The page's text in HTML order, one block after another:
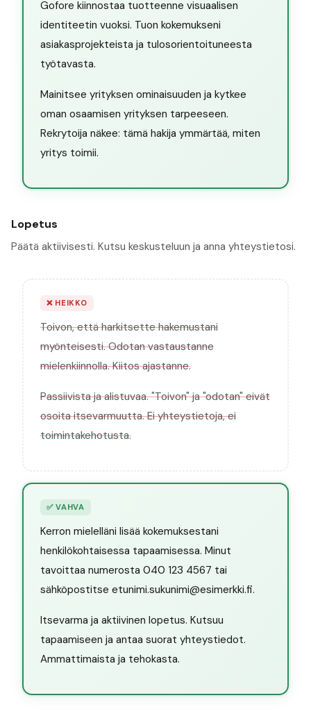
Gofore kiinnostaa tuotteenne visuaalisen
identiteetin vuoksi. Tuon kokemukseni
asiakasprojekteista ja tulosorientoituneesta
työtavasta.
Mainitsee yrityksen ominaisuuden ja kytkee
oman osaamisen yrityksen tarpeeseen.
Rekrytoija näkee: tämä hakija ymmärtää, miten
yritys toimii.
Lopetus
Päätä aktiivisesti. Kutsu keskusteluun ja anna yhteystietosi.
❌HEIKKO
Toivon, että harkitsette hakemustani
myönteisesti. Odotan vastaustanne
mielenkiinnolla. Kiitos ajastanne.
Passiivista ja alistuvaa. "Toivon" ja "odotan" eivät
osoita itsevarmuutta. Ei yhteystietoja, ei
toimintakehotusta.
✅VAHVA
Kerron mielelläni lisää kokemuksestani
henkilökohtaisessa tapaamisessa. Minut
tavoittaa numerosta 040 123 4567 tai
sähköpostitse etunimi.sukunimi@esimerkki.fi.
Itsevarma ja aktiivinen lopetus. Kutsuu
tapaamiseen ja antaa suorat yhteystiedot.
Ammattimaista ja tehokasta.